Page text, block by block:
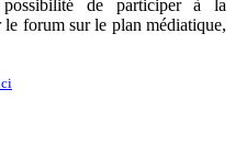
de participer à la
forum sur le plan médiatique,